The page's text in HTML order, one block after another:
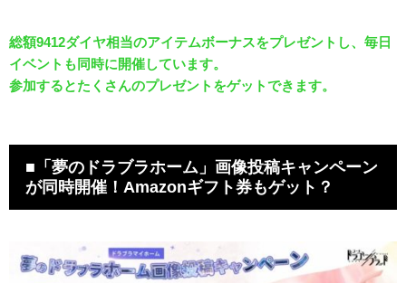
総額9412ダイヤ相当のアイテムボーナスをプレゼントし、毎日
イベントも同時に開催しています。
参加するとたくさんのプレゼントをゲットできます。
■「夢のドラブラホーム」画像投稿キャンペーン
が同時開催！Amazonギフト券もゲット？